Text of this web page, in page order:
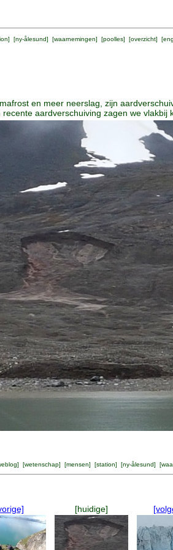
] [ny-ålesund] [waarnemingen] [poolles] [overzicht] [
en meer neerslag, zijn
aardverschuiving zagen we vlakbij
] [wetenschap] [mensen] [station] [ny-ålesund] [
[huidige]